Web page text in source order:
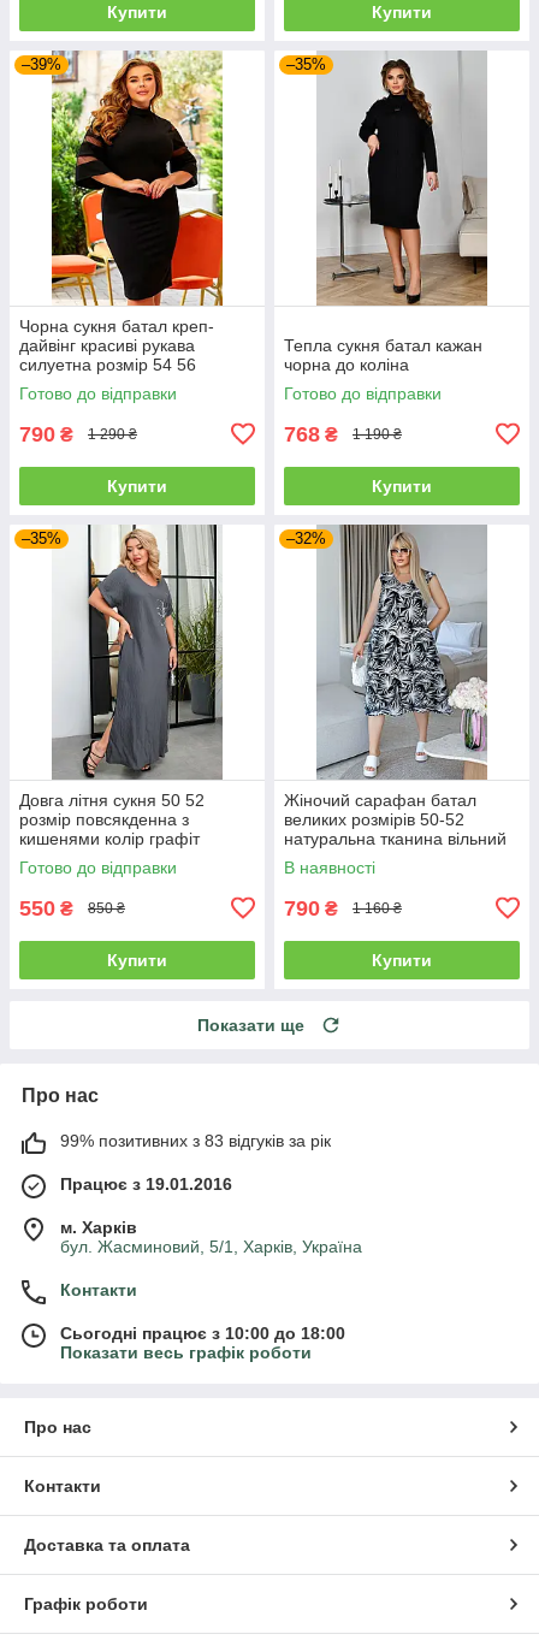
Купити Купити
–39%
Чорна сукня батал креп-
дайвінг красиві рукава
силуетна розмір 54 56
Готово до відправки
790 ₴ 1 290 ₴
Купити
–35%
Тепла сукня батал кажан
чорна до коліна
Готово до відправки
768 ₴ 1 190 ₴
Купити
–35%
Довга літня сукня 50 52
розмір повсякденна з
кишенями колір графіт
Готово до відправки
550 ₴ 850 ₴
Купити
–32%
Жіночий сарафан батал
великих розмірів 50-52
натуральна тканина вільний
чорний
В наявності
790 ₴ 1 160 ₴
Купити
Показати ще
Про нас
99% позитивних з 83 відгуків за рік
Працює з 19.01.2016
м. Харків
бул. Жасминовий, 5/1, Харків, Україна
Контакти
Сьогодні працює з 10:00 до 18:00
Показати весь графік роботи
Про нас
Контакти
Доставка та оплата
Графік роботи